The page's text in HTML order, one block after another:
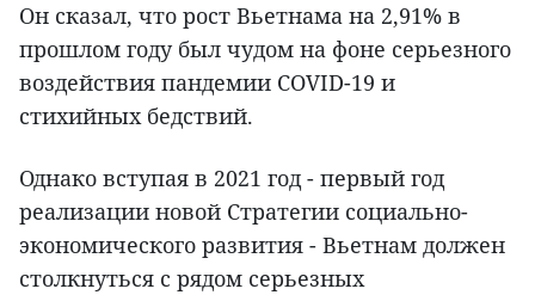
Он сказал, что рост Вьетнама на 2,91% в
прошлом году был чудом на фоне серьезного
воздействия пандемии COVID-19 и
стихийных бедствий.
Однако вступая в 2021 год - первый год
реализации новой Стратегии социально-
экономического развития - Вьетнам должен
столкнуться с рядом серьезных